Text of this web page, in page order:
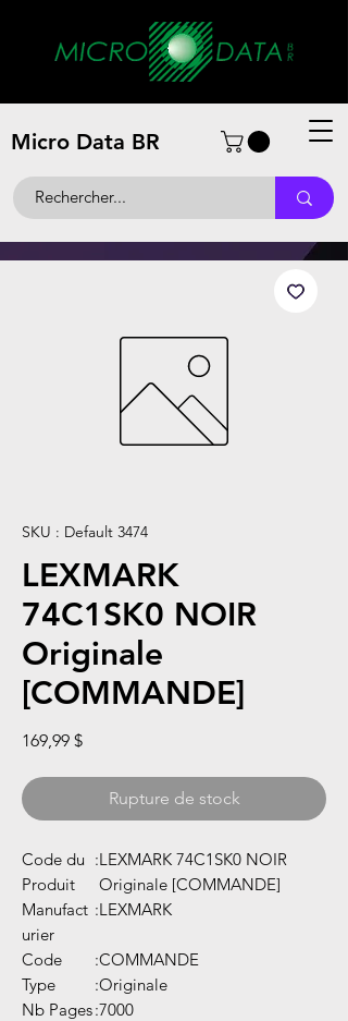
Micro Data BR
SKU : Default 3474
LEXMARK
74C1SK0 NOIR
Originale
[COMMANDE]
169,99 $Prix
Rupture de stock
Code du
Produit
:LEXMARK 74C1SK0 NOIR
Originale [COMMANDE]
Manufact
urier
:LEXMARK
Code :COMMANDE
Type
:Originale
Nb Pages:7000